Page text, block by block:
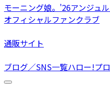
モーニング娘。'26アンジュ
オフィシャルファンクラブ
通販サイト
ブログ／SNS一覧ハロー!プ